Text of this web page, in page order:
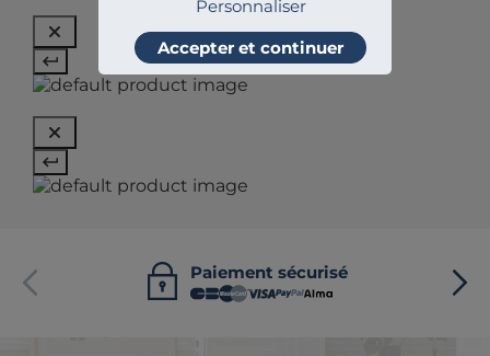
Personnaliser
Accepter et continuer
Paiement sécurisé